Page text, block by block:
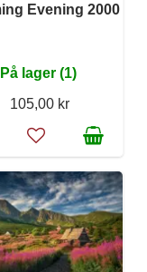
Evening 2000
På lager (1)
105,00 kr